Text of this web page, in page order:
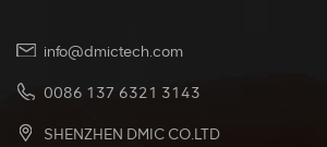
info@dmictech.com
0086 137 6321 3143
SHENZHEN DMIC CO.LTD